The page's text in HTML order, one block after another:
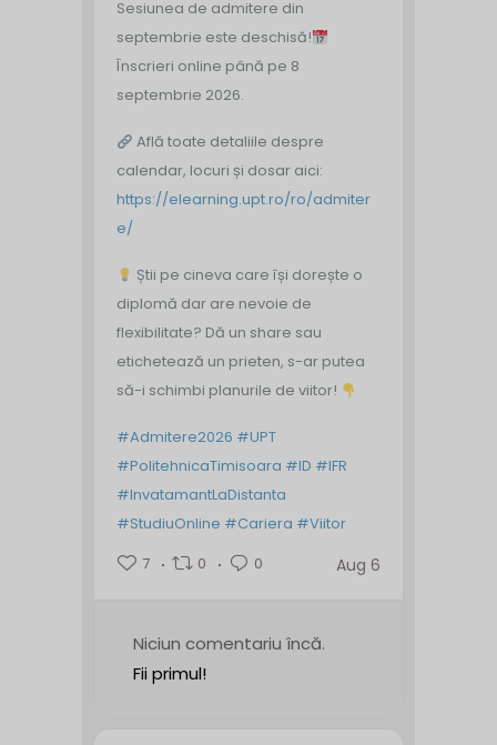
Sesiunea de admitere din
septembrie este deschisă!
Înscrieri online până pe 8
septembrie 2026.
Află toate detaliile despre
calendar, locuri și dosar aici:
https://elearning.upt.ro/ro/admiter
e/
Știi pe cineva care își dorește o
diplomă dar are nevoie de
flexibilitate? Dă un share sau
etichetează un prieten, s-ar putea
să-i schimbi planurile de viitor!
#Admitere2026 #UPT
#PolitehnicaTimisoara #ID #IFR
#InvatamantLaDistanta
#StudiuOnline #Cariera #Viitor
7
0 0 Aug 6
Niciun comentariu încă.
Fii primul!